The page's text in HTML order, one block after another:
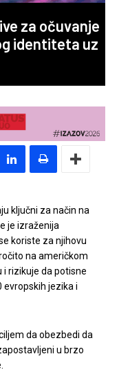
za očuvanje
identiteta uz
ključni za način na
je izraženija
koriste za njihovu
na američkom
rizikuje da potisne
evropskih jezika i
da obezbedi da
u brzo